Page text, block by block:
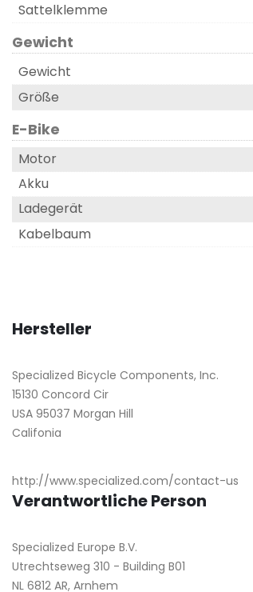
Sattelklemme
Gewicht
Gewicht
Größe
E-Bike
Motor
Akku
Ladegerät
Kabelbaum
Hersteller
Specialized Bicycle Components, Inc.
15130 Concord Cir
USA 95037 Morgan Hill
Califonia
http://www.specialized.com/contact-us
Verantwortliche Person
Specialized Europe B.V.
Utrechtseweg 310 - Building B01
NL 6812 AR, Arnhem